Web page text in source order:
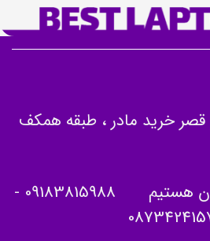
خرید مادر ، طبقه همکف
هستیم 09183815988
-